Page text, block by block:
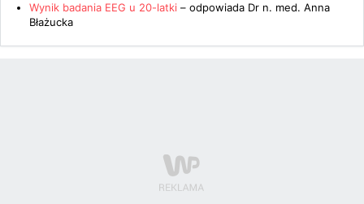
Wynik badania EEG u 20-latki – odpowiada Dr n. med. Anna
Błażucka